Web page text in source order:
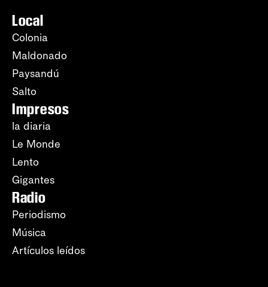
Local
Colonia
Maldonado
Paysandú
Salto
Impresos
la diaria
Le Monde
Lento
Gigantes
Radio
Periodismo
Música
Artículos leídos